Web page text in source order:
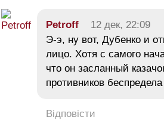
Petroff 12 дек, 22:09
Э-э, ну вот, Дубенко и
лицо. Хотя с самого
что он засланный
противников
Відповісти